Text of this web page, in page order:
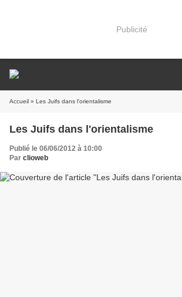
Publicité
Accueil » Les Juifs dans l'orientalisme
Les Juifs dans l'orientalisme
Publié le 06/06/2012 à 10:00
Par clioweb